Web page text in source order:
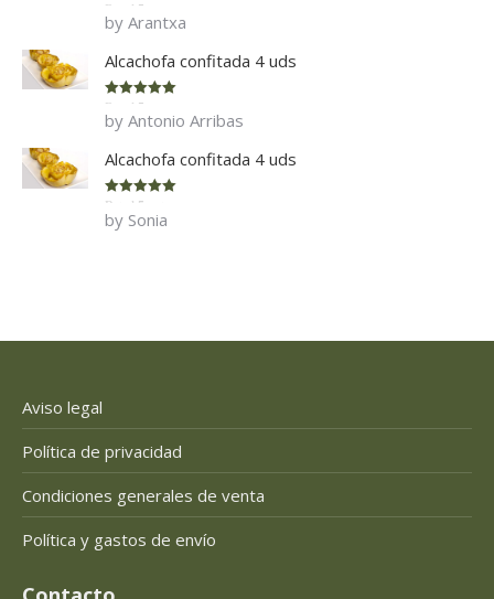
Rated 5
of 5
by Arantxa
Alcachofa confitada 4 uds
Rated 5
of 5
by Antonio Arribas
Alcachofa confitada 4 uds
Rated 5
of 5
by Sonia
Aviso legal
Política de privacidad
Condiciones generales de venta
Política y gastos de envío